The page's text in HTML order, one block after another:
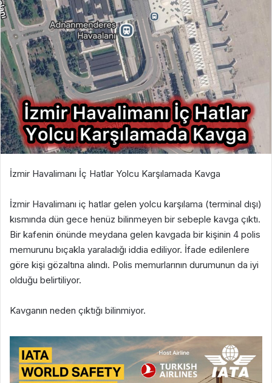
İzmir Havalimanı İç Hatlar Yolcu Karşılamada Kavga
İzmir Havalimanı iç hatlar gelen yolcu karşılama (terminal dışı)
kısmında dün gece henüz bilinmeyen bir sebeple kavga çıktı.
Bir kafenin önünde meydana gelen kavgada bir kişinin 4 polis
memurunu bıçakla yaraladığı iddia ediliyor. İfade edilenlere
göre kişi gözaltına alındı. Polis memurlarının durumunun da iyi
olduğu belirtiliyor.
Kavganın neden çıktığı bilinmiyor.